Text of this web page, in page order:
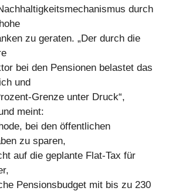
durch
zu geraten. „Der durch die
bei den Pensionen belastet das
und
Grenze unter Druck“,
meint:
bei den öffentlichen
zu sparen,
auf die geplante Flat-Tax für
Pensionsbudget mit bis zu 230